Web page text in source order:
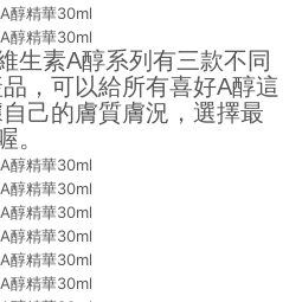
生素A醇系列有三款不同
，可以給所有喜好A醇這
己的膚質膚況，選擇最
。